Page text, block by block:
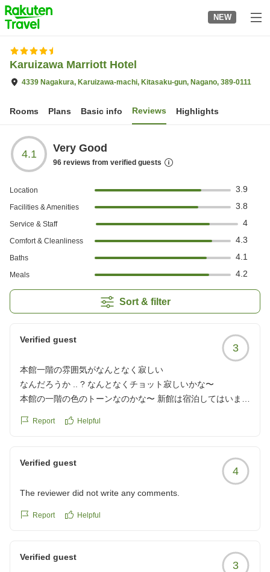
to
top
page
NEW
Karuizawa Marriott Hotel
4339 Nagakura, Karuizawa-machi, Kitasaku-gun, Nagano, 389-0111
Rooms Plans Basic info Reviews Highlights
4.1 Very Good
96 reviews from verified guests
Location 3.9
Facilities & Amenities 3.8
Service & Staff 4
Comfort & Cleanliness 4.3
Baths 4.1
Meals 4.2
Sort & filter
Verified guest
3
本館一階の雰囲気がなんとなく寂しい
なんだろうか .. ? なんとなくチョット寂しいかな〜
本館の一階の色のトーンなのかな〜 新館は宿泊してはいませ
クチコミの詳細はこちらから
Report Helpful
Verified guest
4
The reviewer did not write any comments.
Report Helpful
Verified guest
3